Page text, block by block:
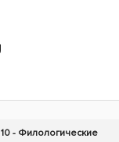
10 - Филологические